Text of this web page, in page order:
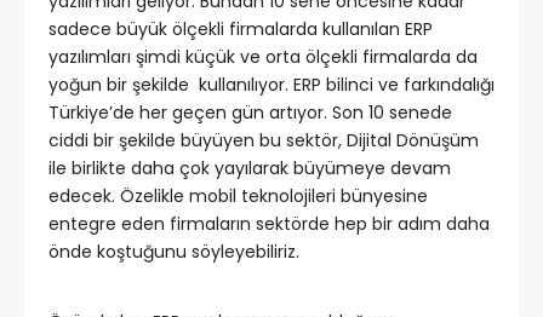
sadece büyük ölçekli firmalarda kullanılan ERP
yazılımları şimdi küçük ve orta ölçekli firmalarda da
yoğun bir şekilde kullanılıyor. ERP bilinci ve farkındalığı
Türkiye’de her geçen gün artıyor. Son 10 senede
ciddi bir şekilde büyüyen bu sektör, Dijital Dönüşüm
ile birlikte daha çok yayılarak büyümeye devam
edecek. Özelikle mobil teknolojileri bünyesine
entegre eden firmaların sektörde hep bir adım daha
önde koştuğunu söyleyebiliriz.